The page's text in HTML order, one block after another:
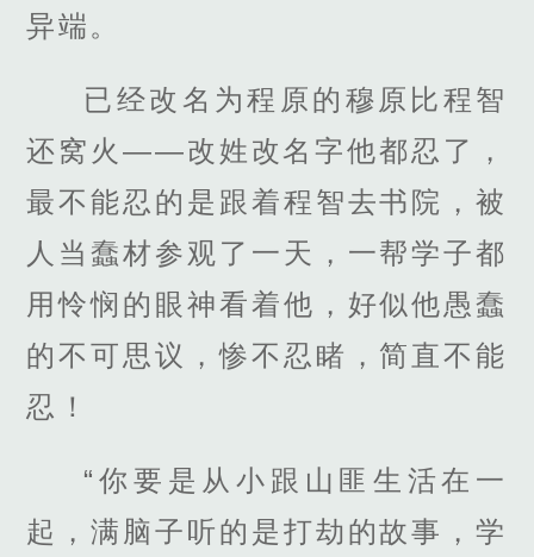
异端。
已经改名为程原的穆原比程智
还窝火——改姓改名字他都忍了，
最不能忍的是跟着程智去书院，被
人当蠢材参观了一天，一帮学子都
用怜悯的眼神看着他，好似他愚蠢
的不可思议，惨不忍睹，简直不能
忍！
“你要是从小跟山匪生活在一
起，满脑子听的是打劫的故事，学